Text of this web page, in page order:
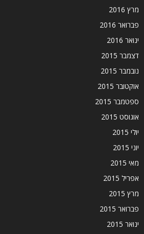
מרץ 2016
פברואר 2016
ינואר 2016
דצמבר 2015
נובמבר 2015
אוקטובר 2015
ספטמבר 2015
אוגוסט 2015
יולי 2015
יוני 2015
מאי 2015
אפריל 2015
מרץ 2015
פברואר 2015
ינואר 2015